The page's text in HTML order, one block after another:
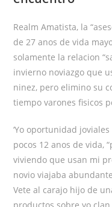
Realm Amatista, la
de 27 anos de vida
solamente la relacion
invierno noviazgo que
ninez, pero elimino su
tiempo varones fisicos
‘Yo oportunidad
pocos 12 anos de vida,
viviendo que usan mi
novio viajaba
Vete al carajo hijo de